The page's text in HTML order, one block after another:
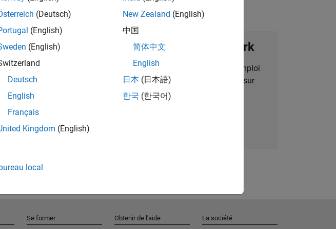
Rejoignez notre Talent Network
Recevez des alertes pour des opportunités d'emploi
personnalisées, des articles et des actualités sur
l'entreprise.
(Deutsch)
(English)
(English)
Deutsch
English
Français
Kingdom (English)
New Zealand (English)
中国
简体中文
English
日本 (日本語)
한국 (한국어)
local
Se former Obtenir de l'aide La société